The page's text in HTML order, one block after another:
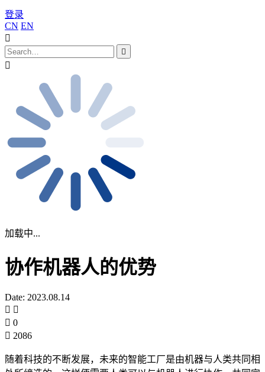
登录
CN EN
加载中...
协作机器人的优势
Date: 2023.08.14
0
2086
随着科技的不断发展，未来的智能工厂是由机器与人类共同相